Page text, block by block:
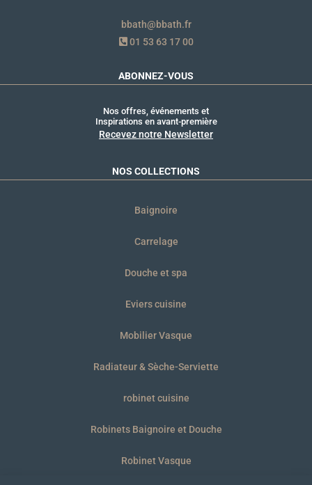
bbath@bbath.fr
01 53 63 17 00
ABONNEZ-VOUS
Nos offres, événements et
Inspirations en avant-première
Recevez notre Newsletter
NOS COLLECTIONS
Baignoire
Carrelage
Douche et spa
Eviers cuisine
Mobilier Vasque
Radiateur & Sèche-Serviette
robinet cuisine
Robinets Baignoire et Douche
Robinet Vasque